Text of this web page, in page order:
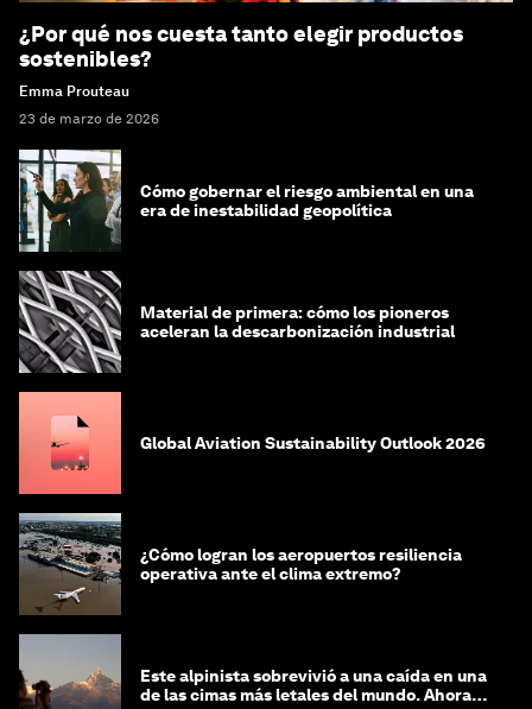
¿Por qué nos cuesta tanto elegir productos
sostenibles?
Emma Prouteau
23 de marzo de 2026
Cómo gobernar el riesgo ambiental en una
era de inestabilidad geopolítica
Material de primera: cómo los pioneros
aceleran la descarbonización industrial
Global Aviation Sustainability Outlook 2026
¿Cómo logran los aeropuertos resiliencia
operativa ante el clima extremo?
Este alpinista sobrevivió a una caída en una
de las cimas más letales del mundo. Ahora